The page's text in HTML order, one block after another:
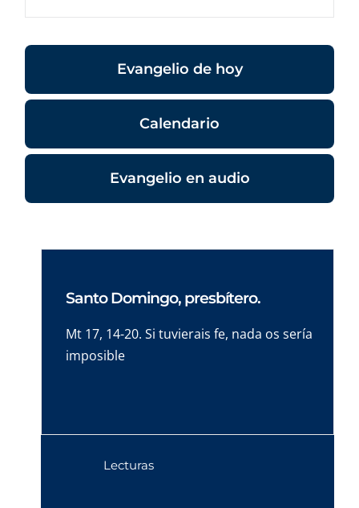
Evangelio de hoy
Calendario
Evangelio en audio
Santo Domingo, presbítero.
Mt 17, 14-20. Si tuvierais fe, nada os sería
imposible
Lecturas